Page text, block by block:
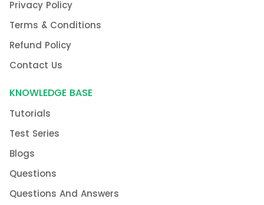
Privacy Policy
Terms & Conditions
Refund Policy
Contact Us
KNOWLEDGE BASE
Tutorials
Test Series
Blogs
Questions
Questions And Answers